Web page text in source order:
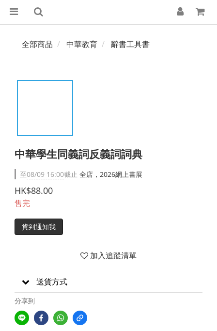
全部商品 中華教育 辭書工具書
中華學生同義詞反義詞詞典
至08/09 16:00截止 全店，2026網上書展
HK$88.00
售完
貨到通知我
加入追蹤清單
送貨方式
分享到